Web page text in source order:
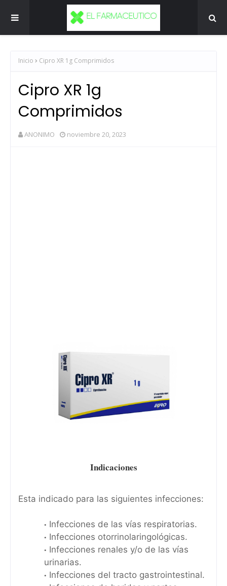
Inicio Cipro XR 1g Comprimidos
Cipro XR 1g
Comprimidos
ANONIMO noviembre 20, 2023
Indicaciones
Esta indicado para las siguientes infecciones:
Infecciones de las vías respiratorias.
Infecciones otorrinolaringológicas.
Infecciones renales y/o de las vías
urinarias.
Infecciones del tracto gastrointestinal.